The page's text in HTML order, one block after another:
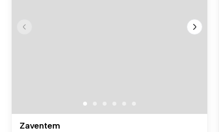
Zaventem